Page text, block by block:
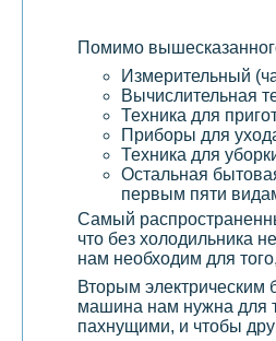
Помимо
Измерительный
Вычислительная
Техника для
Приборы для
Техника для
Остальная
первым пяти
Самый
что без холодильника
нам необходим для
Вторым электрическим
машина нам нужна для
пахнущими, и чтобы